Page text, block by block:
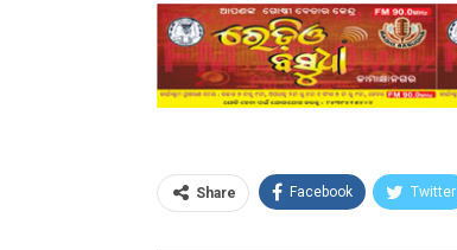
Share Facebook Twitter